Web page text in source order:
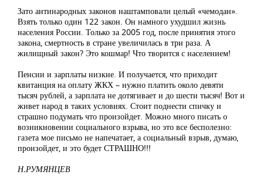
Зато антинародных законов наштамповали целый «чемодан».
Взять только один 122 закон. Он намного ухудшил жизнь
населения России. Только за 2005 год, после принятия этого
закона, смертность в стране увеличилась в три раза. А
жилищный закон? Это кошмар! Что творится с населением!
Пенсии и зарплаты низкие. И получается, что приходит
квитанция на оплату ЖКХ – нужно платить около девяти
тысяч рублей, а зарплата не дотягивает и до шести тысяч! Вот и
живет народ в таких условиях. Стоит поднести спичку и
страшно подумать что произойдет. Можно много писать о
возникновении социального взрыва, но это все бесполезно:
газета мое письмо не напечатает, а социальный взрыв, думаю,
произойдет, и это будет СТРАШНО!!!
Н.РУМЯНЦЕВ